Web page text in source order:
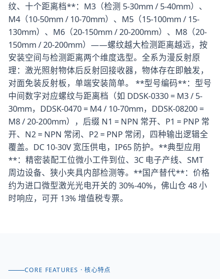
纹、十个距离档**：M3（检测 5-30mm / 5-40mm）、
M4（10-50mm / 10-70mm）、M5（15-100mm / 15-
130mm）、M6（20-150mm / 20-200mm）、M8（20-
150mm / 20-200mm）——螺纹越大检测距离越远，按
安装空间与检测距离两个维度选型。全系为漫反射原
理：激光照射物体后反射回接收器，物体存在即触发，
对面免装反射板，单端安装简单。 **型号编码**：型号
中间数字对应螺纹与距离档（如 DDSK-0330 = M3 / 5-
30mm，DDSK-0470 = M4 / 10-70mm，DDSK-08200 =
M8 / 20-200mm），后缀 N1 = NPN 常开、P1 = PNP 常
开、N2 = NPN 常闭、P2 = PNP 常闭，四种输出逻辑全
覆盖。DC 10-30V 宽压供电，IP65 防护。**典型应用
**：精密装配工位微小工件到位、3C 电子产线、SMT
周边设备、狭小夹具内部检测等。**国产替代**：价格
约为进口微型激光光电开关的 30%-40%，佛山仓 48 小
时响应，可开 13% 增值税专票。
CORE FEATURES · 核心特点